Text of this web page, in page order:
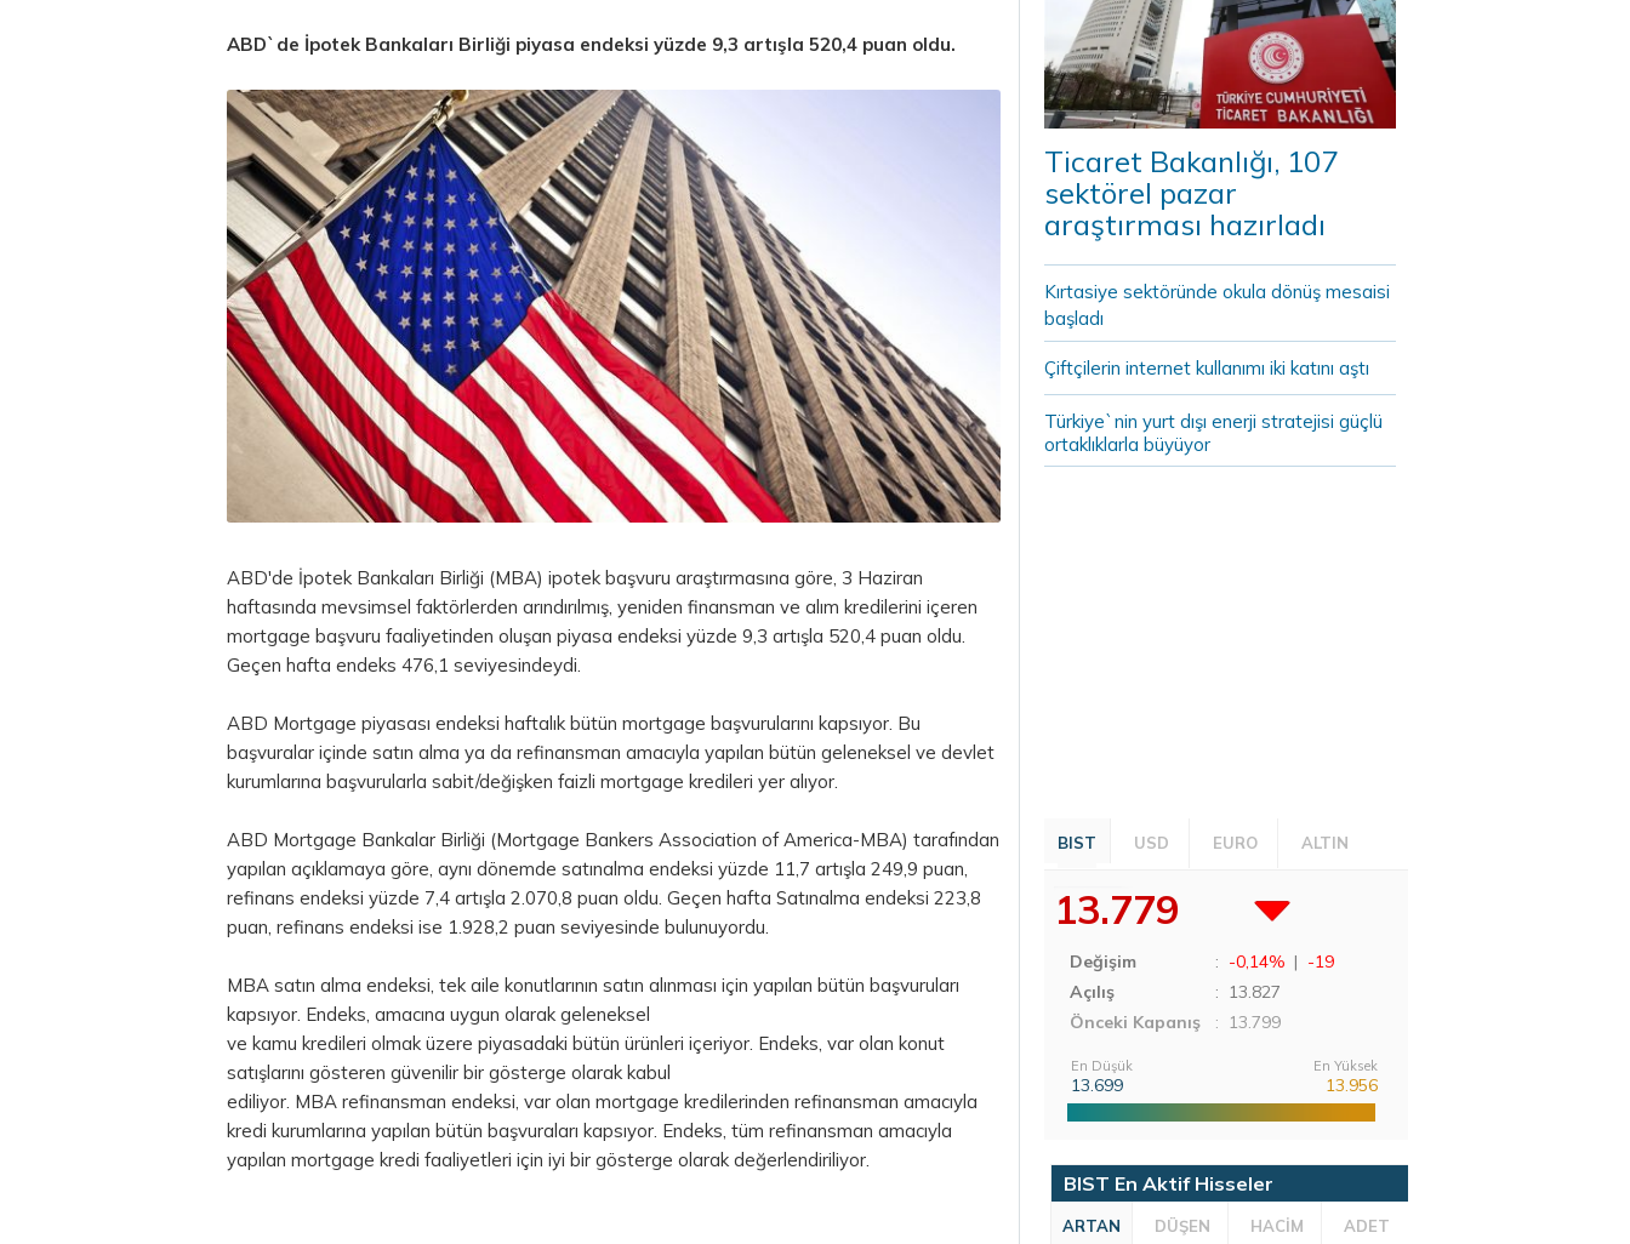
ABD`de İpotek Bankaları Birliği piyasa endeksi yüzde 9,3 artışla 520,4 puan oldu.
ABD'de İpotek Bankaları Birliği (MBA) ipotek başvuru araştırmasına göre, 3 Haziran
haftasında mevsimsel faktörlerden arındırılmış, yeniden finansman ve alım kredilerini içeren
mortgage başvuru faaliyetinden oluşan piyasa endeksi yüzde 9,3 artışla 520,4 puan oldu.
Geçen hafta endeks 476,1 seviyesindeydi.
ABD Mortgage piyasası endeksi haftalık bütün mortgage başvurularını kapsıyor. Bu
başvuralar içinde satın alma ya da refinansman amacıyla yapılan bütün geleneksel ve devlet
kurumlarına başvurularla sabit/değişken faizli mortgage kredileri yer alıyor.
ABD Mortgage Bankalar Birliği (Mortgage Bankers Association of America-MBA) tarafından
yapılan açıklamaya göre, aynı dönemde satınalma endeksi yüzde 11,7 artışla 249,9 puan,
refinans endeksi yüzde 7,4 artışla 2.070,8 puan oldu. Geçen hafta Satınalma endeksi 223,8
puan, refinans endeksi ise 1.928,2 puan seviyesinde bulunuyordu.
MBA satın alma endeksi, tek aile konutlarının satın alınması için yapılan bütün başvuruları
kapsıyor. Endeks, amacına uygun olarak geleneksel
ve kamu kredileri olmak üzere piyasadaki bütün ürünleri içeriyor. Endeks, var olan konut
satışlarını gösteren güvenilir bir gösterge olarak kabul
ediliyor. MBA refinansman endeksi, var olan mortgage kredilerinden refinansman amacıyla
kredi kurumlarına yapılan bütün başvuraları kapsıyor. Endeks, tüm refinansman amacıyla
yapılan mortgage kredi faaliyetleri için iyi bir gösterge olarak değerlendiriliyor.
Ticaret Bakanlığı, 107
sektörel pazar
araştırması hazırladı
Kırtasiye sektöründe okula dönüş mesaisi
başladı
Çiftçilerin internet kullanımı iki katını aştı
Türkiye`nin yurt dışı enerji stratejisi güçlü
ortaklıklarla büyüyor
BIST USD EURO ALTIN
13.779
Değişim : -0,14% | -19
Açılış
: 13.827
Önceki Kapanış
: 13.799
En Düşük
13.699
En Yüksek
13.956
BIST En Aktif Hisseler
ARTAN DÜŞEN HACİM ADET